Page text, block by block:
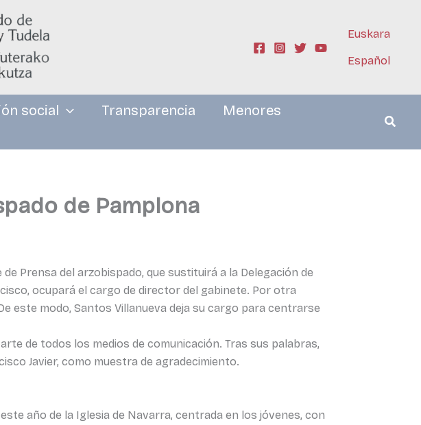
Euskara
Español
social Transparencia
Menores
de Pamplona
Prensa del arzobispado, que sustituirá a la Delegación de
ocupará el cargo de director del gabinete. Por otra
este modo, Santos Villanueva deja su cargo para centrarse
de todos los medios de comunicación. Tras sus palabras,
Javier, como muestra de agradecimiento.
año de la Iglesia de Navarra, centrada en los jóvenes, con